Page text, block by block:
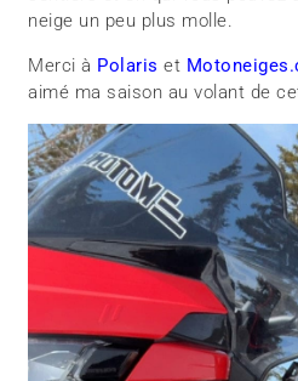
neige un peu plus molle.
Merci à Polaris et
aimé ma saison au volant de